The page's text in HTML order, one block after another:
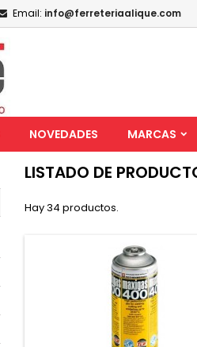
Email: info@ferreteriaalique.com
NOVEDADES MARCAS
LISTADO DE
Hay 34 productos.